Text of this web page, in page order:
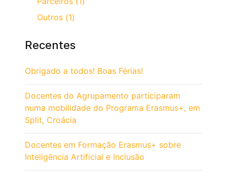
Outros (1)
Recentes
Obrigado a todos! Boas Férias!
Docentes do Agrupamento participaram
numa mobilidade do Programa Erasmus+, em
Split, Croácia
Docentes em Formação Erasmus+ sobre
Inteligência Artificial e Inclusão